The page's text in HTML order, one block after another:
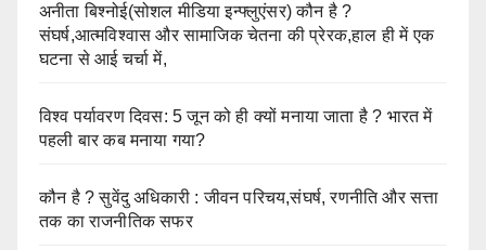
अनीता बिश्नोई(सोशल मीडिया इन्फ्लुएंसर) कौन है ?
संघर्ष,आत्मविश्वास और सामाजिक चेतना की प्रेरक,हाल ही में एक
घटना से आई चर्चा में,
विश्व पर्यावरण दिवस: 5 जून को ही क्यों मनाया जाता है ? भारत में
पहली बार कब मनाया गया?
कौन है ? सुवेंदु अधिकारी : जीवन परिचय,संघर्ष, रणनीति और सत्ता
तक का राजनीतिक सफर